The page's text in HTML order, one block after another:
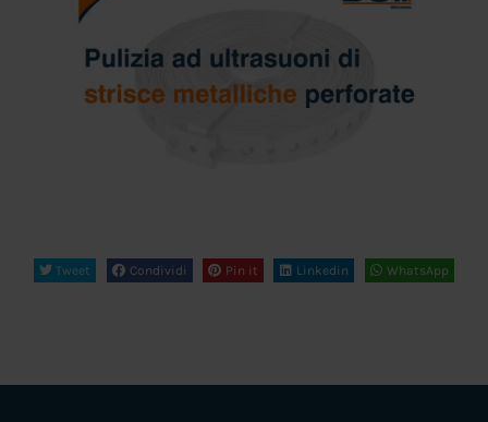
Tweet Condividi Pin it Linkedin WhatsApp